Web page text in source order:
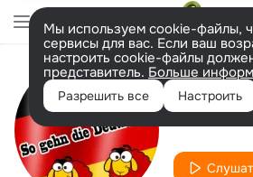
Мы используем cookie-файлы,
сервисы для вас. Если ваш
настроить cookie-файлы
представитель. Больше
Разрешить все Настроить